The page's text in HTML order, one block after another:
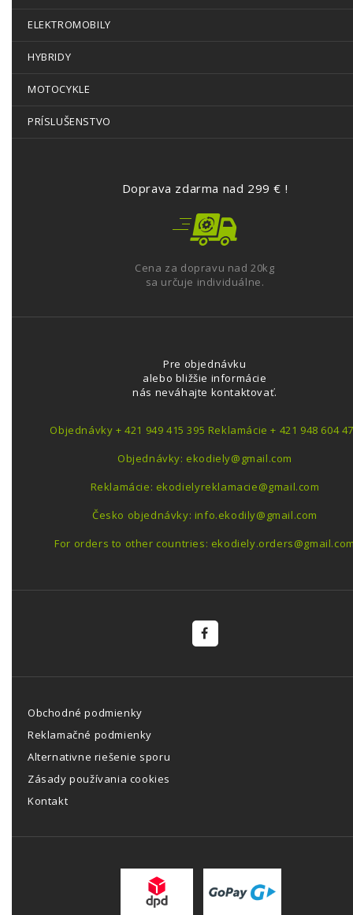
ELEKTROMOBILY
HYBRIDY
MOTOCYKLE
PRÍSLUŠENSTVO
Doprava zdarma nad 299 € !
Cena za dopravu nad 20kg
sa určuje individuálne.
Pre objednávku
alebo bližšie informácie
nás neváhajte kontaktovať.
Objednávky + 421 949 415 395 Reklamácie + 421 948 604
Objednávky: ekodiely@gmail.com
Reklamácie: ekodielyreklamacie@gmail.com
Česko objednávky: info.ekodily@gmail.com
For orders to other countries:
Obchodné podmienky
Reklamačné podmienky
Alternativne riešenie sporu
Zásady používania cookies
Kontakt